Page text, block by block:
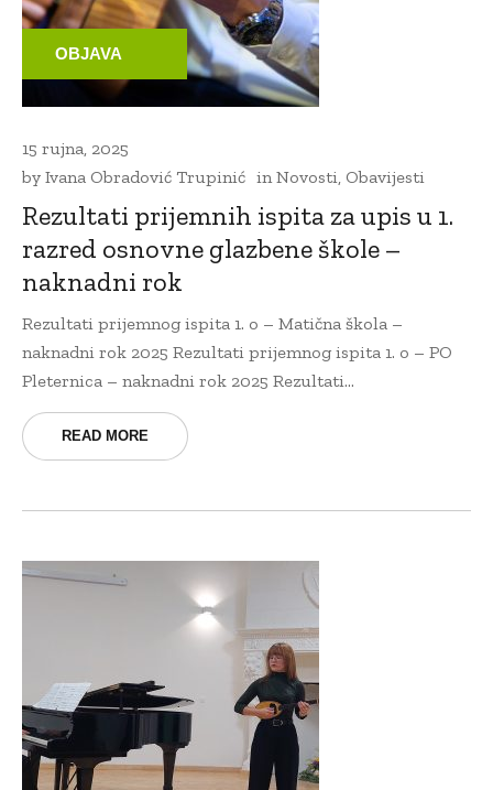
OBJAVA
15 rujna, 2025
by Ivana Obradović Trupinić in Novosti Obavijesti
Rezultati prijemnih ispita za upis u 1.
razred osnovne glazbene škole –
naknadni rok
Rezultati prijemnog ispita 1. o – Matična škola –
naknadni rok 2025 Rezultati prijemnog ispita 1. o – PO
Pleternica – naknadni rok 2025 Rezultati...
READ MORE